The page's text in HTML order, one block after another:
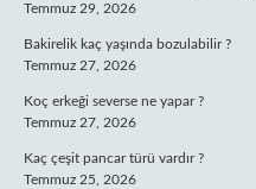
Temmuz 29, 2026
Bakirelik kaç yaşında bozulabilir ?
Temmuz 27, 2026
Koç erkeği severse ne yapar ?
Temmuz 27, 2026
Kaç çeşit pancar türü vardır ?
Temmuz 25, 2026